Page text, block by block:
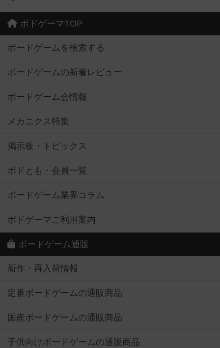
ボドゲーマTOP
ボードゲームを検索する
ボードゲームの新着レビュー
ボードゲーム会情報
メカニクス特集
掲示板・トピックス
ボドとも・会員一覧
ボードゲーム業界コラム
ボドゲーマご利用案内
ボードゲーム通販
新作・再入荷情報
定番ボードゲームの通販商品
国産ボードゲームの通販商品
子供向けボードゲームの通販商品